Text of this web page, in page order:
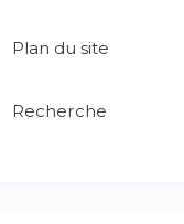
Plan du site
Recherche